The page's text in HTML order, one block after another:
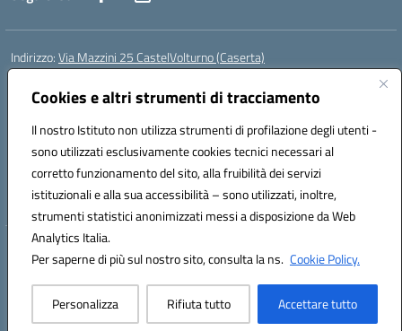
Cookies e altri strumenti di tracciamento
Il nostro Istituto non utilizza strumenti di profilazione degli utenti -
sono utilizzati esclusivamente cookies tecnici necessari al
corretto funzionamento del sito, alla fruibilità dei servizi
istituzionali e alla sua accessibilità – sono utilizzati, inoltre,
strumenti statistici anonimizzati messi a disposizione da Web
Analytics Italia.
Per saperne di più sul nostro sito, consulta la ns. Cookie Policy.
Personalizza Rifiuta tutto Accettare tutto
Indirizzo:Via Mazzini 25 CastelVolturno (Caserta)
Centralino:
Posta elettronica certificata (PEC):ceis014005@pec.istruzione.it
Codice fiscale: 93063510619
Codice meccanografico:CEIS014005
Codice Indice delle Pubbliche Amministrazioni (IPA): istsc_ceis014005
Codice unico di fatturazione (CUF): UOU8EW
Hosting & Powered by 3D Solution S.r.l.
Concept & Design by Designers Italia